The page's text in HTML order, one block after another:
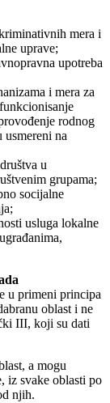
mera i
uprave;
upotreba
i mera za
rodnog
na
u
grupama;
socijalne
usluga lokalne
u primeni principa
oblast i ne
III, koji su dati
a mogu
iz svake oblasti po
njih.